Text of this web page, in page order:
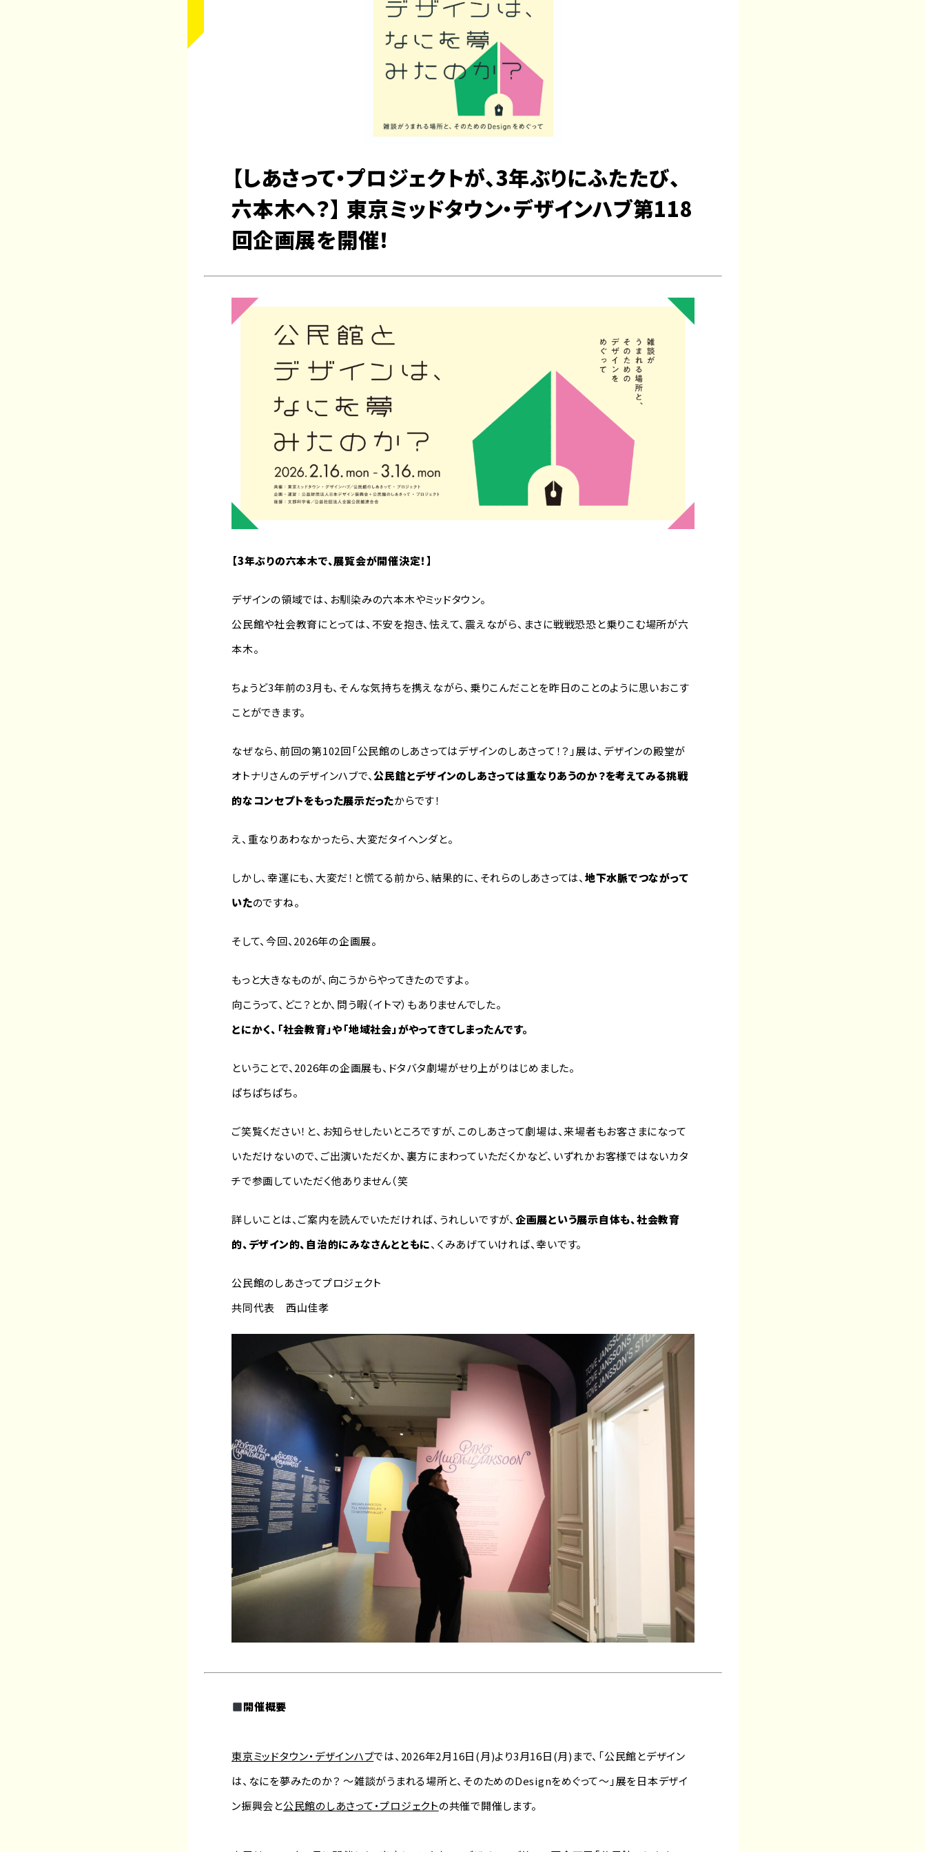
【しあさって・プロジェクトが、3年ぶりにふたたび、
六本木へ？】 東京ミッドタウン・デザインハブ第118
回企画展を開催！
【3年ぶりの六本木で、展覧会が開催決定！】
デザインの領域では、お馴染みの六本木やミッドタウン。
公民館や社会教育にとっては、不安を抱き、怯えて、震えながら、まさに戦戦恐恐と乗りこむ場所が六
本木。
ちょうど3年前の3月も、そんな気持ちを携えながら、乗りこんだことを昨日のことのように思いおこす
ことができます。
なぜなら、前回の第102回「公民館のしあさってはデザインのしあさって！？」展は、デザインの殿堂が
オトナリさんのデザインハブで、公民館とデザインのしあさっては重なりあうのか？を考えてみる挑戦
的なコンセプトをもった展示だったからです！
え、重なりあわなかったら、大変だタイヘンダと。
しかし、幸運にも、大変だ！と慌てる前から、結果的に、それらのしあさっては、 地下水脈でつながって
いたのですね。
そして、今回、2026年の企画展。
もっと大きなものが、向こうからやってきたのですよ。
向こうって、どこ？とか、問う暇（イトマ）もありませんでした。
とにかく、「社会教育」や「地域社会」がやってきてしまったんです。
ということで、2026年の企画展も、ドタバタ劇場がせり上がりはじめました。
ぱちぱちぱち。
ご笑覧ください！と、お知らせしたいところですが、このしあさって劇場は、来場者もお客さまになって
いただけないので、ご出演いただくか、裏方にまわっていただくかなど、いずれかお客様ではないカタ
チで参画していただく他ありません（笑
詳しいことは、ご案内を読んでいただければ、うれしいですが、 企画展という展示自体も、社会教育
的、デザイン的、自治的にみなさんとともに、くみあげていければ、幸いです。
公民館のしあさってプロジェクト
共同代表 西山佳孝
開催概要
東京ミッドタウン・デザインハブでは、2026年2月16日(月)より3月16日(月)まで、「公民館とデザイン
は、なにを夢みたのか？ ～雑談がうまれる場所と、そのためのDesignをめぐって～」展を日本デザイ
ン振興会と公民館のしあさって・プロジェクトの共催で開催します。